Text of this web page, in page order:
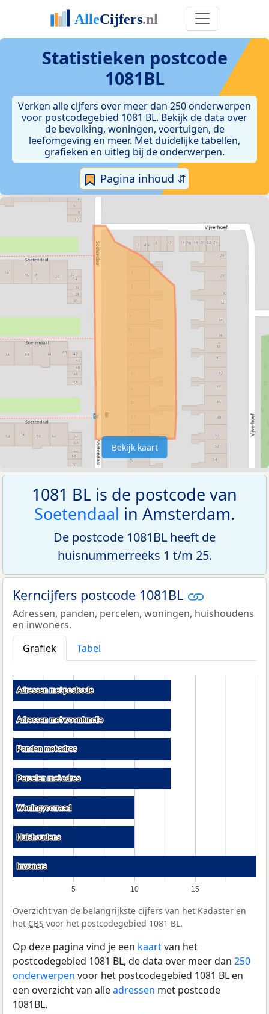
Statistieken postcode
1081BL
Verken alle cijfers over meer dan 250 onderwerpen
voor postcodegebied 1081 BL. Bekijk de data over
de bevolking, woningen, voertuigen, de
leefomgeving en meer. Met duidelijke tabellen,
grafieken en uitleg bij de onderwerpen.
Pagina inhoud ⇵
Bekijk kaart
1081 BL is de postcode van
Soetendaal in Amsterdam.
De postcode 1081BL heeft de
huisnummerreeks 1 t/m 25.
Kerncijfers postcode 1081BL
Adressen, panden, percelen, woningen, huishoudens
en inwoners.
Grafiek
Tabel
5 10 15
Adressen met postcode
Adressen met postcode
Adressen met woonfunctie
Adressen met woonfunctie
Panden met adres
Panden met adres
Percelen met adres
Percelen met adres
Woningvoorraad
Woningvoorraad
Huishoudens
Huishoudens
Inwoners
Inwoners
Overzicht van de belangrijkste cijfers van het Kadaster en
het CBS voor het postcodegebied 1081 BL.
Op deze pagina vind je een kaartvan het
postcodegebied 1081 BL, de data over meer dan 250
onderwerpen voor het postcodegebied 1081 BL en
een overzicht van alleadressen met postcode
1081BL.